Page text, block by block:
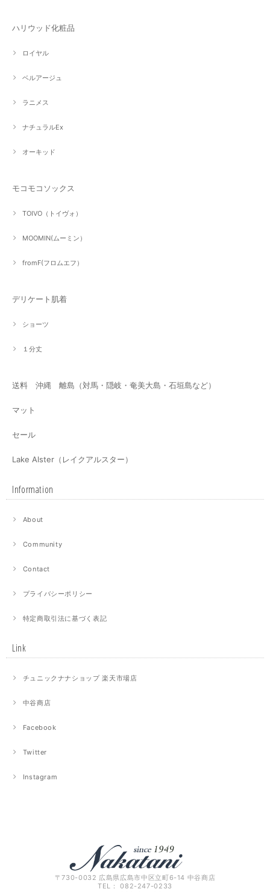
ハリウッド化粧品
ロイヤル
ベルアージュ
ラニメス
ナチュラルEx
オーキッド
モコモコソックス
TOIVO（トイヴォ）
MOOMIN(ムーミン）
fromF(フロムエフ）
デリケート肌着
ショーツ
１分丈
送料 沖縄 離島（対馬・隠岐・奄美大島・石垣島など）
マット
セール
Lake Alster（レイクアルスター）
Information
About
Community
Contact
プライバシーポリシー
特定商取引法に基づく表記
Link
チュニックナナショップ 楽天市場店
中谷商店
Facebook
Twitter
Instagram
〒730-0032 広島県広島市中区立町6-14 中谷商店
TEL： 082-247-0233